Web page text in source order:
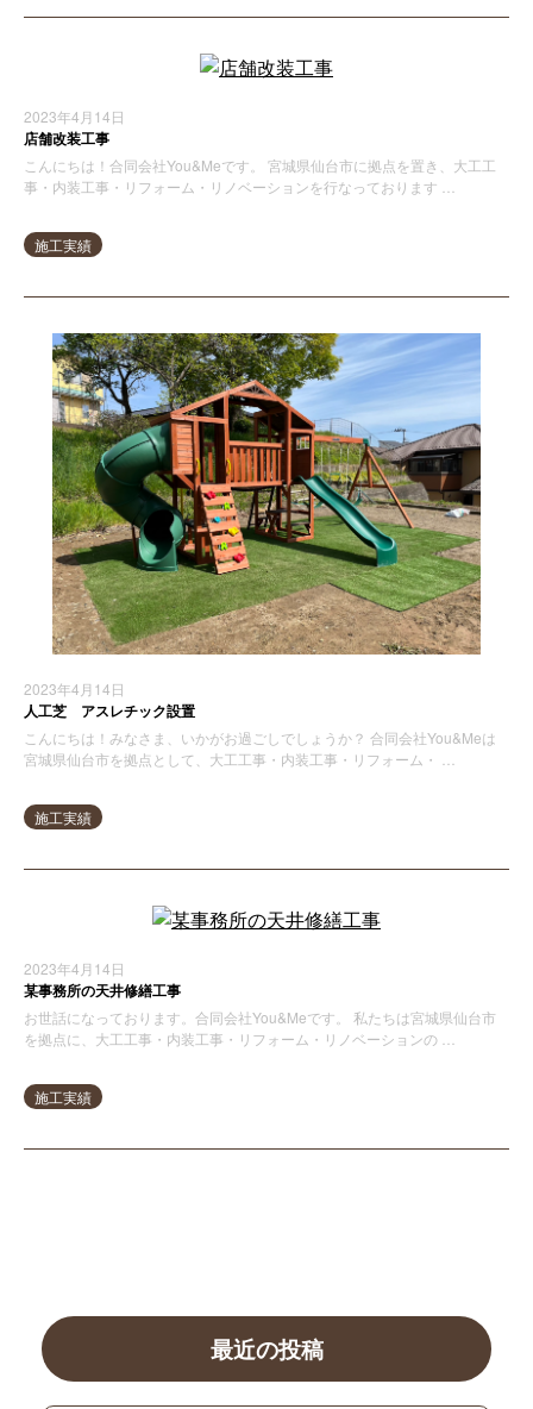
2023年4月14日
店舗改装工事
こんにちは！合同会社You&Meです。 宮城県仙台市に拠点を置き、大工工
事・内装工事・リフォーム・リノベーションを行なっております …
施工実績
2023年4月14日
人工芝 アスレチック設置
こんにちは！みなさま、いかがお過ごしでしょうか？ 合同会社You&Meは
宮城県仙台市を拠点として、大工工事・内装工事・リフォーム・ …
施工実績
2023年4月14日
某事務所の天井修繕工事
お世話になっております。合同会社You&Meです。 私たちは宮城県仙台市
を拠点に、大工工事・内装工事・リフォーム・リノベーションの …
施工実績
最近の投稿